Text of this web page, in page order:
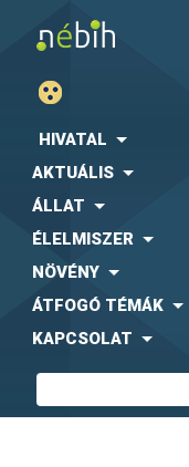
HIVATAL
AKTUÁLIS
ÁLLAT
ÉLELMISZER
NÖVÉNY
ÁTFOGÓ TÉMÁK
KAPCSOLAT